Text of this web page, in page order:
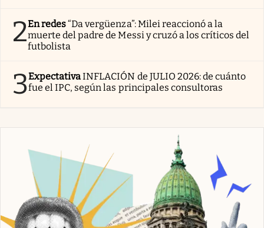
2En redes“Da vergüenza”: Milei reaccionó a la
muerte del padre de Messi y cruzó a los críticos del
futbolista
3ExpectativaINFLACIÓN de JULIO 2026: de cuánto
fue el IPC, según las principales consultoras